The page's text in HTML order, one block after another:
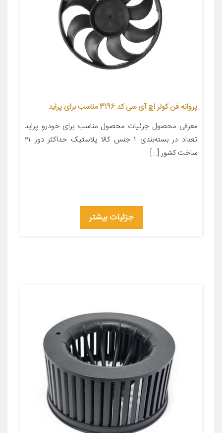
پروانه فن کولر اچ آی سی کد 3196 مناسب برای پراید
معرفی محصول جزئیات محصول مناسب برای خودرو پراید
تعداد در بسته‌بندی ۱ جنس کالا پلاستیک حداکثر دور ۲۱
ساخت کشور […]
جزئیات بیشتر